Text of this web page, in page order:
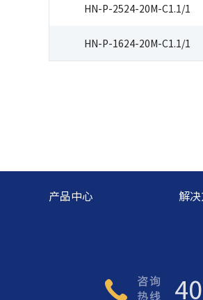
HN-P-2524-20M-C1.1/1
HN-P-1624-20M-C1.1/1
产品中心 解